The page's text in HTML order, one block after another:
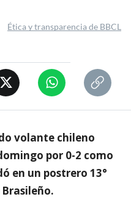
Ética y transparencia de BBCL
volante chileno
por 0-2 como
en un postrero 13°